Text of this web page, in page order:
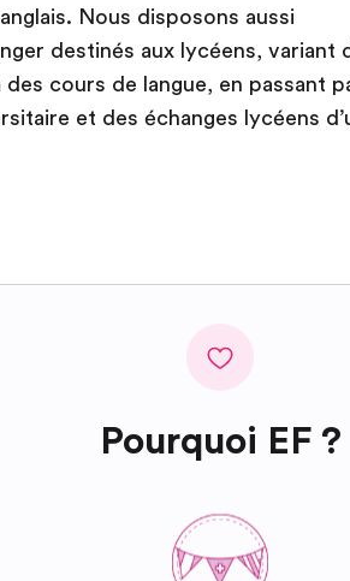
Nous disposons aussi
destinés aux lycéens, variant
cours de langue, en passant
et des échanges lycéens
Pourquoi EF ?